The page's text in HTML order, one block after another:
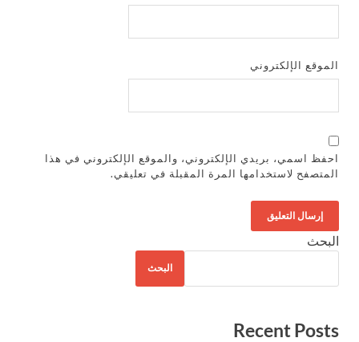
الموقع الإلكتروني
احفظ اسمي، بريدي الإلكتروني، والموقع الإلكتروني في هذا
المتصفح لاستخدامها المرة المقبلة في تعليقي.
البحث
البحث
Recent Posts